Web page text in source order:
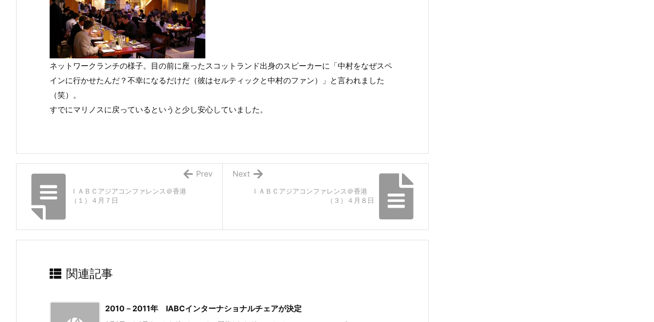
ネットワークランチの様子。目の前に座ったスコットランド出身のスピーカーに「中村をなぜスペ
インに行かせたんだ？不幸になるだけだ（彼はセルティックと中村のファン）」と言われました
（笑）。
すでにマリノスに戻っているというと少し安心していました。
ＩＡＢＣアジアコンファレンス＠香港
（３）４月８日
Next
ＩＡＢＣアジアコンファレンス＠香港
（１）４月７日
Prev
関連記事
2010－2011年 IABCインターナショナルチェアが決定